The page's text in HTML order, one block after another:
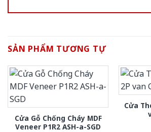
SẢN PHẨM TƯƠNG TỰ
Cửa Gỗ Chống Cháy MDF
Veneer P1R2 ASH-a-SGD
Cửa